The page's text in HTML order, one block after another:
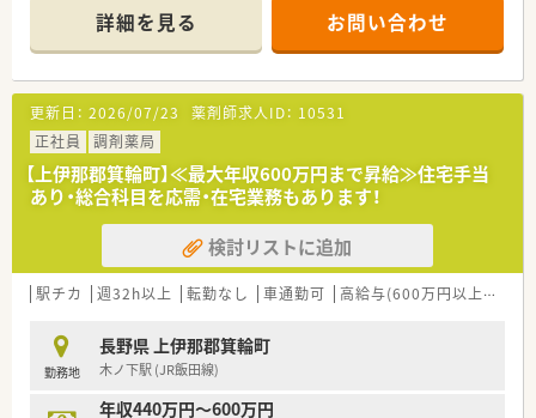
本社から業界動向などの情報が常に発信されており、患者様や医
療機関と信頼関係を築きやすい体制があるのも認定薬局が増え
ている理由の1つです。
★安心して働ける環境と福利厚生制度
年間休日が「126日相当時間」と業界トップクラスのさくら薬局
では産休・育休の希望取得率も100％！長く働き続けるための環
境づくりを考え、ライフステージに応じた福利厚生をご用意して
います。
また、患者さまへの想いをカタチにする「リトルチャレンジ制
度」では「現場主義」を念頭に、
地域・店舗ごとに異なる患者さまのニーズやスタッフの思いを実
現する取り組みも行っています。
入社後もひとりひとりの薬剤師像に近しい多彩なキャリアステ
こうした働きやすい環境づくりに力を入れている『さくら薬局グ
ループ』でご活躍されてみませんか？
【店舗情報と応需状況について】
■信州中野駅が最寄りの当薬局は、総合病院の門前に位置してお
り、日々多岐にわたる症例や処方に触れることが可能です。
■1日あたりの処方箋応需枚数は約20枚と比較的落ち着いてお
り、一人ひとりの患者様に対して丁寧な服薬指導が行えます。
■平日08:30から17:30までの開局時間となっており、病院の診
療時間に合わせた規則正しい勤務スケジュールが魅力です。
【募集背景と求める人物像について】
■現在、中野エリアを含む北信地域では薬剤師が不足しており、
体制強化のために正社員として活躍いただける方を急募してい
ます。
■エリアマネージャーが応援に入っている現状を打破し、地域医
す。
■転職回数よりもお人柄や今後の意欲を重視しており、55歳ま
での方であれば経験の有無を問わず幅広くご相談が可能です。
詳細を見る お問い合わせ
更新日： 2026/07/23 薬剤師求人ID： 10531
正社員
調剤薬局
【上伊那郡箕輪町】≪最大年収600万円まで昇給≫住宅手当
あり・総合科目を応需・在宅業務もあります！
検討リストに追加
駅チカ 週32h以上 転勤なし 車通勤可 高給与(600万円以上)
勤務地
長野県 上伊那郡箕輪町
木ノ下駅 (JR飯田線)
年収440万円～600万円